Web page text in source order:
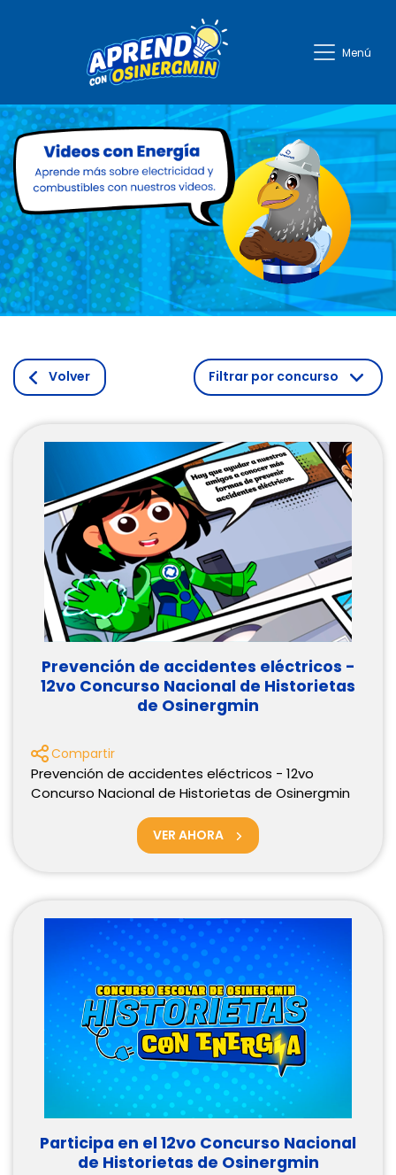
Aprendo con EnergiaMenú
Volver Filtrar por concurso
Prevención de accidentes eléctricos -
12vo Concurso Nacional de Historietas
de Osinergmin
Compartir
Prevención de accidentes eléctricos - 12vo
Concurso Nacional de Historietas de Osinergmin
VER AHORA
Participa en el 12vo Concurso Nacional
de Historietas de Osinergmin